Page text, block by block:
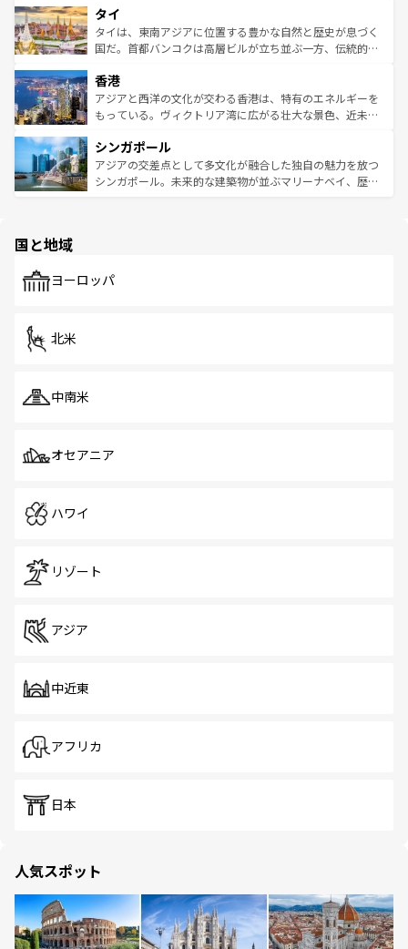
リティに包まれながら、韓国の多彩な魅力を心ゆくまで味
わってみてほしい。 なお、新着の韓国情報はコンテンツ一
覧を参照してほしい。
急速な発展と共に伝統が息づく。ハノイの古い町並みやホ
ーチミン市のフランス統治時代の建物も、独特の雰囲気を
醸し出している。また、バラエティの豊かさとおいしさで
とつ。フォーやバインミー、ベトナムコーヒーなどは、ぜ
ひ現地で味わいたい。どの地域を訪れてもあたたかい人々
が旅行者を迎えてくれるので、きっと忘れられない旅にな
参照してほしい。
タイ
タイは、東南アジアに位置する豊かな自然と歴史が息づく
国だ。首都バンコクは高層ビルが立ち並ぶ一方、伝統的な
の活気が交差している。北部ではチェンマイなどの山岳地
帯で自然と触れ合い、南部ではプーケットやクラビの美し
いビーチでリゾート気分を楽しむことができる。タイ料理
激する。気候は一年中温暖で、どの季節にも異なる楽しみ
が待っている。親しみやすいタイの人々、仏教を中心とし
た文化、そして多様な観光資源が、訪れる旅人を魅了し続
香港
アジアと西洋の文化が交わる香港は、特有のエネルギーを
もっている。ヴィクトリア湾に広がる壮大な景色、近未来
み、どこを訪れても感動するはず。観光スポットが密集し
ており、効率よく見どころを回れるのも魅力。息をのむよ
うな絶景から文化的な体験まで、香港を存分に楽しみ尽く
シンガポール
アジアの交差点として多文化が融合した独自の魅力を放つ
シンガポール。未来的な建築物が並ぶマリーナベイ、歴史
で、ホーカーズは地元の風情を楽しめる外せないスポット
国と地域
ヨーロッパ
北米
中南米
オセアニア
ハワイ
リゾート
アジア
中近東
アフリカ
日本
人気スポット